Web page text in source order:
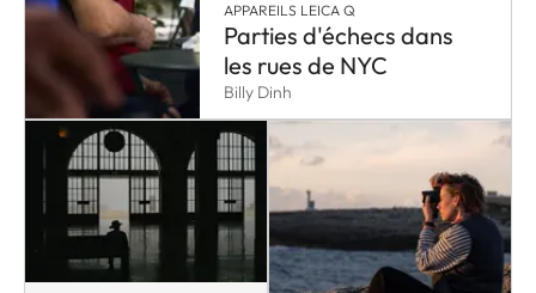
APPAREILS LEICA Q
Parties d'échecs dans
les rues de NYC
Billy Dinh